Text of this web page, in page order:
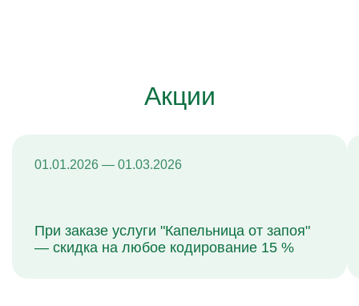
Акции
01.01.2026 — 01.03.2026
При заказе услуги "Капельница от запоя"
— скидка на любое кодирование 15 %